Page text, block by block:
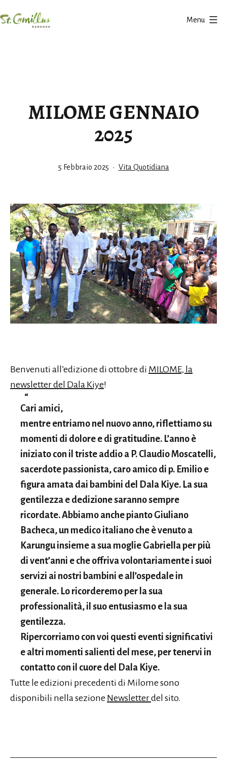
al
Menu
MILOME GENNAIO
2025
Pubblicato
5 Febbraio 2025 Categorie:
Vita Quotidiana
Benvenuti all’edizione di ottobre di MILOME, la
newsletter del Dala Kiye!
Cari amici,
mentre entriamo nel nuovo anno, riflettiamo su
momenti di dolore e di gratitudine. L’anno è
iniziato con il triste addio a P. Claudio Moscatelli,
sacerdote passionista, caro amico di p. Emilio e
figura amata dai bambini del Dala Kiye. La sua
gentilezza e dedizione saranno sempre
ricordate. Abbiamo anche pianto Giuliano
Bacheca, un medico italiano che è venuto a
Karungu insieme a sua moglie Gabriella per più
di vent’anni e che offriva volontariamente i suoi
servizi ai nostri bambini e all’ospedale in
generale. Lo ricorderemo per la sua
professionalità, il suo entusiasmo e la sua
gentilezza.
Ripercorriamo con voi questi eventi significativi
e altri momenti salienti del mese, per tenervi in
contatto con il cuore del Dala Kiye.
Tutte le edizioni precedenti di Milome sono
disponibili nella sezione Newsletterdel sito.